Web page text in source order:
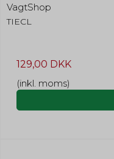
VagtShop
TIECL
129,00 DKK
(inkl. moms)